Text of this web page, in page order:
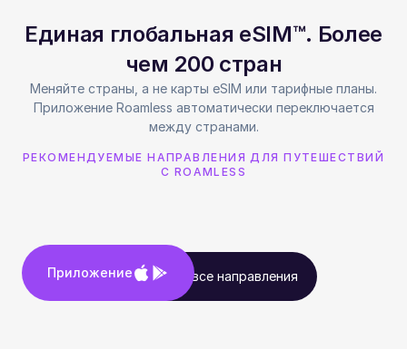
Единая глобальная eSIM™. Более
чем 200 стран
Меняйте страны, а не карты eSIM или тарифные планы.
Приложение Roamless автоматически переключается
между странами.
РЕКОМЕНДУЕМЫЕ НАПРАВЛЕНИЯ ДЛЯ ПУТЕШЕСТВИЙ
С ROAMLESS
Посмотреть все направления
Приложение